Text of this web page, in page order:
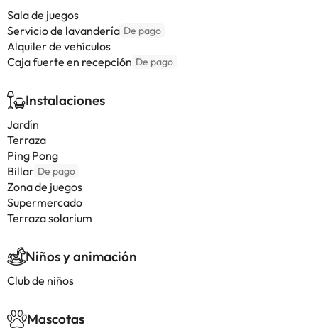
Sala de juegos
Servicio de lavandería De pago
Alquiler de vehículos
Caja fuerte en recepción De pago
Instalaciones
Jardín
Terraza
Ping Pong
Billar De pago
Zona de juegos
Supermercado
Terraza solarium
Niños y animación
Club de niños
Mascotas